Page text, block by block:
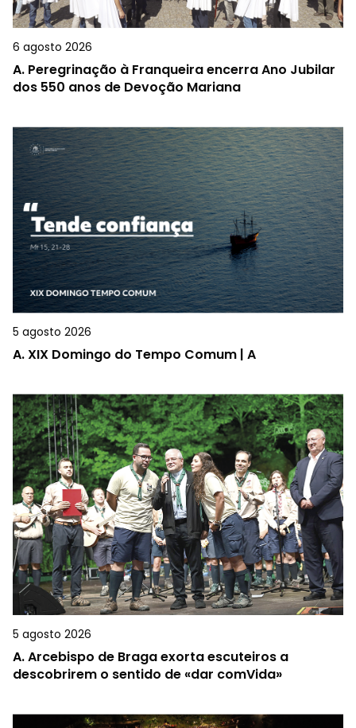
6 agosto 2026
A. Peregrinação à Franqueira encerra Ano Jubilar
dos 550 anos de Devoção Mariana
5 agosto 2026
A.XIX Domingo do Tempo Comum | A
5 agosto 2026
A.Arcebispo de Braga exorta escuteiros a
descobrirem o sentido de «dar comVida»